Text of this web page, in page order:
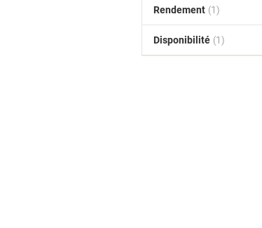
Rendement (1)
Disponibilité (1)